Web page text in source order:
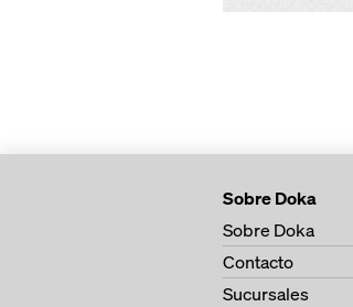
Sobre Doka
Sobre Doka
Contacto
Sucursales